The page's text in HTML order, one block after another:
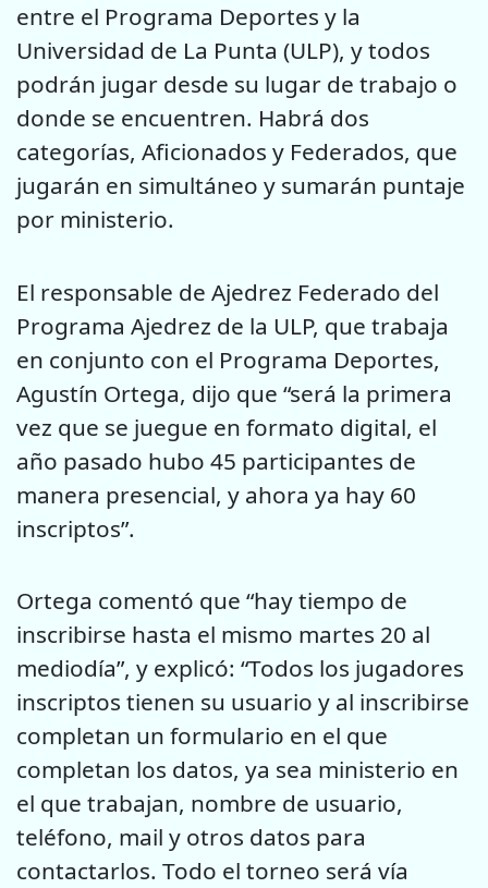
entre el Programa Deportes y la
Universidad de La Punta (ULP), y todos
podrán jugar desde su lugar de trabajo o
donde se encuentren. Habrá dos
categorías, Aficionados y Federados, que
jugarán en simultáneo y sumarán puntaje
por ministerio.
El responsable de Ajedrez Federado del
Programa Ajedrez de la ULP, que trabaja
en conjunto con el Programa Deportes,
Agustín Ortega, dijo que “será la primera
vez que se juegue en formato digital, el
año pasado hubo 45 participantes de
manera presencial, y ahora ya hay 60
inscriptos”.
Ortega comentó que “hay tiempo de
inscribirse hasta el mismo martes 20 al
mediodía”, y explicó: “Todos los jugadores
inscriptos tienen su usuario y al inscribirse
completan un formulario en el que
completan los datos, ya sea ministerio en
el que trabajan, nombre de usuario,
teléfono, mail y otros datos para
contactarlos. Todo el torneo será vía